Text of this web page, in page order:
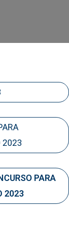
2023
PARA
2023